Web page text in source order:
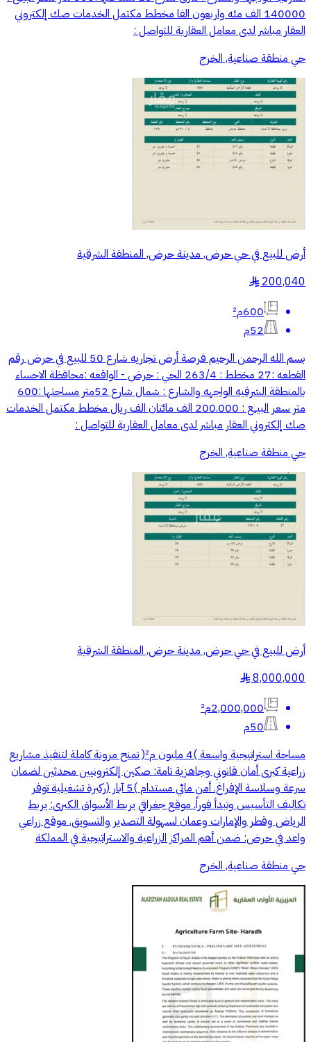
140000 الف مئه واربعون الفا مخطط مكتمل الخدمات صك إلكتروني
العقار مباشر لدى معامل العقارية للتواصل :
حي منطقة صناعية, الخرج
أرض للبيع في حي حرض, مدينة حرض, المنطقة الشرقية
200,040
§
600م²
52م
بسم الله الرحمن الرحيم فرصة أرض تجاريه شارع 50 للبيع في حرض رقم
القطعه :27 مخطط : 263/4 الحي : حرض - الواقعه :محافظة الاحساء
بالمنطقة الشرقيه الواجهه والشارع : شمال شارع 52متر مساحتها :600
متر سعر البيــع : 200.000 الف مائتان الف ريال مخطط مكتمل الخدمات
صك إلكتروني العقار مباشر لدى معامل العقارية للتواصل :
حي منطقة صناعية, الخرج
أرض للبيع في حي حرض, مدينة حرض, المنطقة الشرقية
8,000,000
§
2,000,000م²
50م
ﻣﺴﺎﺣﺔ اﺳﺘﺮاﺗﻴﺠﻴﺔ واﺳﻌﺔ )4 ﻣﻠﻴﻮن م²( ﺗﻤﻨﺢ ﻣﺮوﻧﺔ ﻛﺎﻣﻠﺔ ﻟﺘﻨﻔﻴﺬ ﻣﺸﺎرﻳﻊ
زراﻋﻴﺔ ﻛﺒﺮى أﻣﺎن ﻗﺎﻧﻮﻧﻲ وﺟﺎﻫﺰﻳﺔ ﺗﺎﻣﺔ: ﺻﻜﻴﻦ إﻟﻜﺘﺮوﻧﻴﻴﻦ ﻣﺤﺪﺛﻴﻦ ﻟﻀﻤﺎن
ﺳﺮﻋﺔ وﺳﻼﺳﺔ اﻹﻓﺮاغ. أﻣﻦ ﻣﺎﺋﻲ ﻣﺴﺘﺪام )5 آﺑﺎر (رﻛﻴﺰة ﺗﺸﻐﻴﻠﻴﺔ ﺗﻮﻓﺮ
ﺗﻜﺎﻟﻴﻒ اﻟﺘﺄﺳﻴﺲ وﺗﺒﺪأ ﻓﻮراً. ﻣﻮﻗﻊ ﺟﻐﺮاﻓﻲ ﻳﺮﺑﻂ اﻷﺳﻮاق اﻟﻜﺒﺮى: ﻳﺮﺑﻂ
اﻟﺮﻳﺎض وﻗﻄﺮ واﻹﻣﺎرات وﻋﻤﺎن ﻟﺴﻬﻮﻟﺔ اﻟﺘﺼﺪﻳﺮ واﻟﺘﺴﻮﻳﻖ. ﻣﻮﻗﻊ زراﻋﻲ
واﻋﺪ ﻓﻲ ﺣﺮض: ﺿﻤﻦ أﻫﻢ اﻟﻤﺮاﻛﺰ اﻟﺰراﻋﻴﺔ واﻻﺳﺘﺮاﺗﻴﺠﻴﺔ ﻓﻲ اﻟﻤﻤلكة
حي منطقة صناعية, الخرج